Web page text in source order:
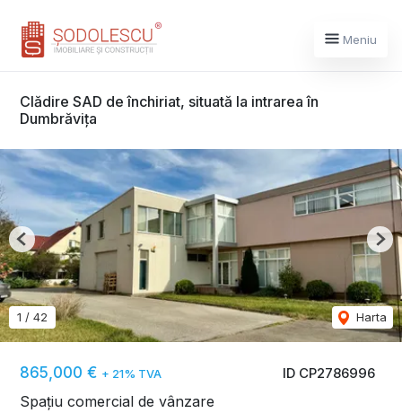
Meniu
Clădire SAD de închiriat, situată la intrarea în
Dumbrăvița
ID CP2786996
865,000 € + 21% TVA
Spațiu comercial de vânzare
1 / 42 Harta
Previous